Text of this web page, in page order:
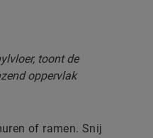
of ramen. Snij